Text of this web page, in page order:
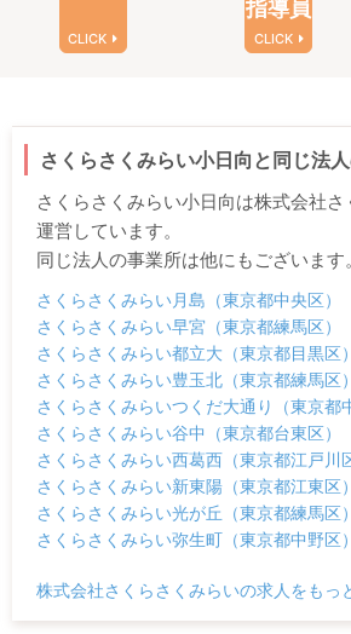
CLICK
指導員
CLICK
さくらさくみらい小日向と同じ法
さくらさくみらい小日向は株式会社
運営しています。
同じ法人の事業所は他にもございます。
さくらさくみらい月島（東京都中央区）
さくらさくみらい早宮（東京都練馬区）
さくらさくみらい都立大（東京都目黒区）
さくらさくみらい豊玉北（東京都練馬区）
さくらさくみらいつくだ大通り（東京都
さくらさくみらい谷中（東京都台東区）
さくらさくみらい西葛西（東京都江戸川
さくらさくみらい新東陽（東京都江東区）
さくらさくみらい光が丘（東京都練馬区）
さくらさくみらい弥生町（東京都中野区）
株式会社さくらさくみらいの求人をもっ